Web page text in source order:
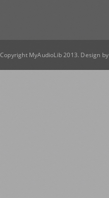
Copyright MyAudioLib 2013. Design by